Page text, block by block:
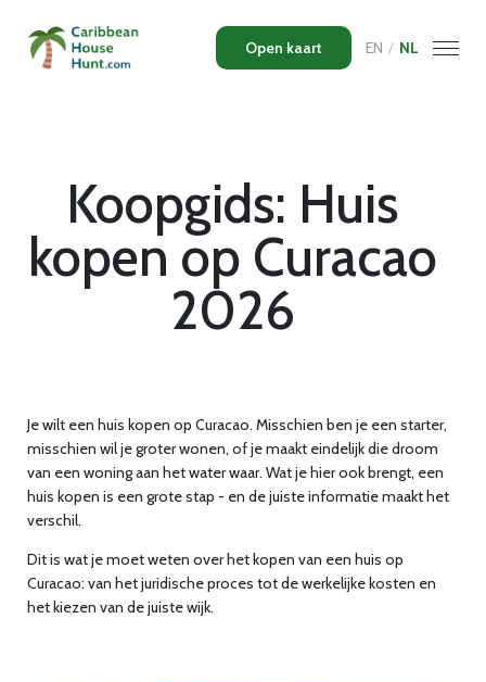
Open kaart EN / NL
Koopgids: Huis
kopen op Curacao
2026
Je wilt een huis kopen op Curacao. Misschien ben je een starter,
misschien wil je groter wonen, of je maakt eindelijk die droom
van een woning aan het water waar. Wat je hier ook brengt, een
huis kopen is een grote stap - en de juiste informatie maakt het
verschil.
Dit is wat je moet weten over het kopen van een huis op
Curacao: van het juridische proces tot de werkelijke kosten en
het kiezen van de juiste wijk.